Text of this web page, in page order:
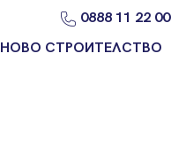
0888 11 22 00
НОВО СТРОИТЕЛСТВО